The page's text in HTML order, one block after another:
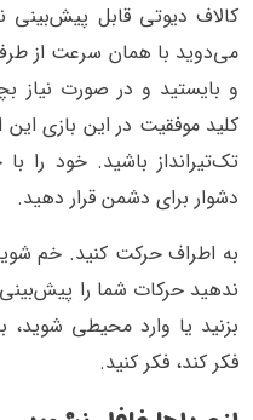
کالاف دیوتی قابل پیش‌بینی
می‌دوید با همان سرعت از
و بایستید و در صورت نیاز
کلید موفقیت در این بازی
تک‌تیرانداز باشید. خود
دشوار برای دشمن قرار دهید.
به اطراف حرکت کنید. خم
ندهید حرکات شما را
بزنید یا وارد محیطی
فکر کند، فکر کنید.